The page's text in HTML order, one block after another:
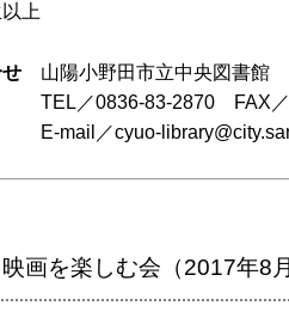
上
せ 山陽小野田市立中央図書館
83-2870 FAX／
画を楽しむ会（2017年8月